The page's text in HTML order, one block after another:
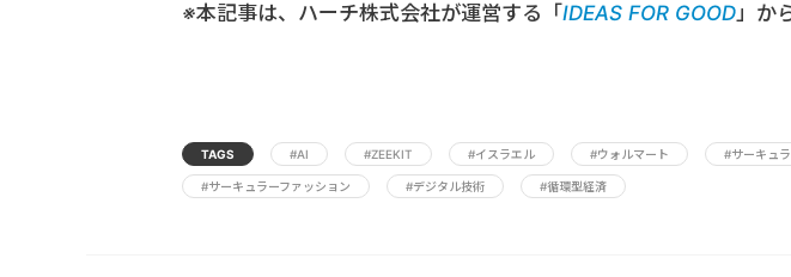
※本記事は、ハーチ株式会社が運営する「 IDEAS FOR GOOD」か
TAGS #AI #ZEEKIT #イスラエル #ウォルマート #サーキュ
#サーキュラーファッション #デジタル技術 #循環型経済